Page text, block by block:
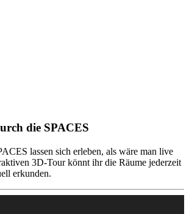
die SPACES
lassen sich erleben, als wäre man live
3D-Tour könnt ihr die Räume jederzeit
erkunden.